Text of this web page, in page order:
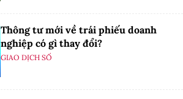
Thông tư mới về trái phiếu doanh
nghiệp có gì thay đổi?
GIAO DỊCH SỐ